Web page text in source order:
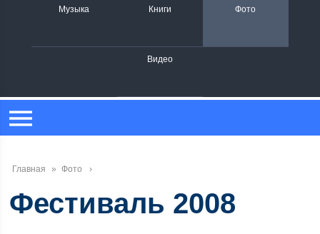
Музыка Книги Фото
Видео
Главная » Фото
Фестиваль 2008